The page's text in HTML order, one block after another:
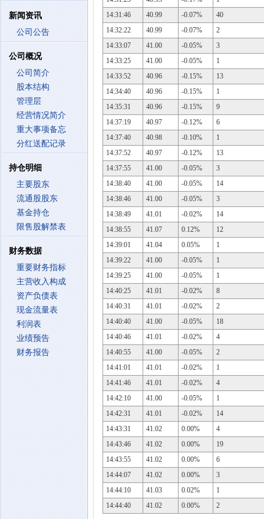
新闻资讯
公司公告
公司概况
公司简介
股本结构
管理层
经营情况简介
重大事项备忘
分红送配记录
持仓明细
主要股东
流通股股东
基金持仓
限售股解禁表
财务数据
重要财务指标
主营收入构成
资产负债表
现金流量表
利润表
业绩预告
财务报告
14:31:46
40.99 -0.07%
40
14:32:22
40.99 -0.07%
2
14:33:07
41.00 -0.05%
3
14:33:25
41.00 -0.05%
1
14:33:52
40.96 -0.15%
13
14:34:40
40.96 -0.15%
1
14:35:31
40.96 -0.15%
9
14:37:19
40.97 -0.12%
6
14:37:40
40.98 -0.10%
1
14:37:52
40.97 -0.12%
13
14:37:55
41.00 -0.05%
3
14:38:40
41.00 -0.05%
14
14:38:46
41.00 -0.05%
3
14:38:49
41.01 -0.02%
14
14:38:55
41.07 0.12%
12
14:39:01
41.04 0.05%
1
14:39:22
41.00 -0.05%
1
14:39:25
41.00 -0.05%
1
14:40:25
41.01 -0.02%
8
14:40:31
41.01 -0.02%
2
14:40:40
41.00 -0.05%
18
14:40:46
41.01 -0.02%
4
14:40:55
41.00 -0.05%
2
14:41:01
41.01 -0.02%
1
14:41:46
41.01 -0.02%
4
14:42:10
41.00 -0.05%
1
14:42:31
41.01 -0.02%
14
14:43:31
41.02 0.00%
4
14:43:46
41.02 0.00%
19
14:43:55
41.02 0.00%
6
14:44:07
41.02 0.00%
3
14:44:10
41.03 0.02%
1
14:44:40
41.02 0.00% 2